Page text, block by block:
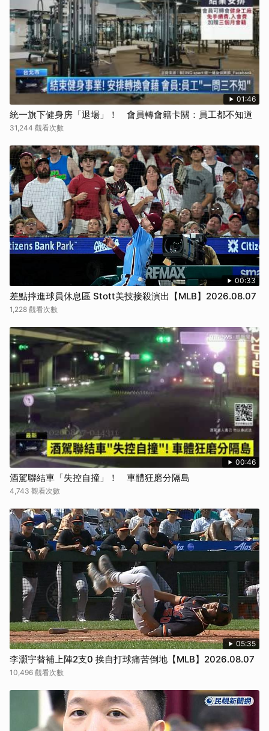
01:46
統一旗下健身房「退場」！ 會員轉會籍卡關：員工都不知道
31,244 觀看次數
00:33
差點摔進球員休息區 Stott美技接殺演出【MLB】2026.08.07
1,228 觀看次數
00:46
酒駕聯結車「失控自撞」！ 車體狂磨分隔島
4,743 觀看次數
05:35
李灝宇替補上陣2支0 挨自打球痛苦倒地【MLB】2026.08.07
10,496 觀看次數
取消